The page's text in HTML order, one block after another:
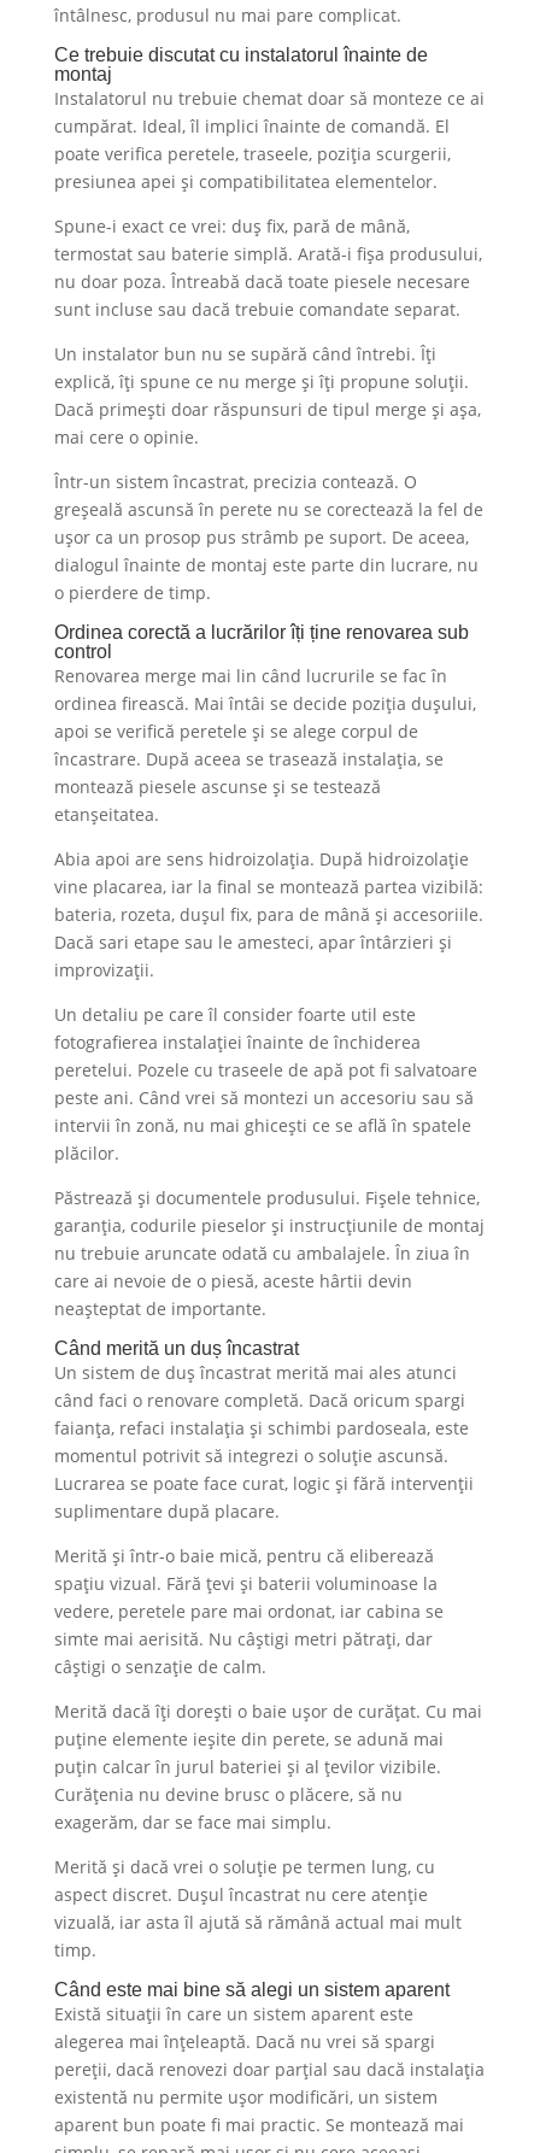
întâlnesc, produsul nu mai pare complicat.
Ce trebuie discutat cu instalatorul înainte de
montaj
Instalatorul nu trebuie chemat doar să monteze ce ai
cumpărat. Ideal, îl implici înainte de comandă. El
poate verifica peretele, traseele, poziția scurgerii,
presiunea apei și compatibilitatea elementelor.
Spune-i exact ce vrei: duș fix, pară de mână,
termostat sau baterie simplă. Arată-i fișa produsului,
nu doar poza. Întreabă dacă toate piesele necesare
sunt incluse sau dacă trebuie comandate separat.
Un instalator bun nu se supără când întrebi. Îți
explică, îți spune ce nu merge și îți propune soluții.
Dacă primești doar răspunsuri de tipul merge și așa,
mai cere o opinie.
Într-un sistem încastrat, precizia contează. O
greșeală ascunsă în perete nu se corectează la fel de
ușor ca un prosop pus strâmb pe suport. De aceea,
dialogul înainte de montaj este parte din lucrare, nu
o pierdere de timp.
Ordinea corectă a lucrărilor îți ține renovarea sub
control
Renovarea merge mai lin când lucrurile se fac în
ordinea firească. Mai întâi se decide poziția dușului,
apoi se verifică peretele și se alege corpul de
încastrare. După aceea se trasează instalația, se
montează piesele ascunse și se testează
etanșeitatea.
Abia apoi are sens hidroizolația. După hidroizolație
vine placarea, iar la final se montează partea vizibilă:
bateria, rozeta, dușul fix, para de mână și accesoriile.
Dacă sari etape sau le amesteci, apar întârzieri și
improvizații.
Un detaliu pe care îl consider foarte util este
fotografierea instalației înainte de închiderea
peretelui. Pozele cu traseele de apă pot fi salvatoare
peste ani. Când vrei să montezi un accesoriu sau să
intervii în zonă, nu mai ghicești ce se află în spatele
plăcilor.
Păstrează și documentele produsului. Fișele tehnice,
garanția, codurile pieselor și instrucțiunile de montaj
nu trebuie aruncate odată cu ambalajele. În ziua în
care ai nevoie de o piesă, aceste hârtii devin
neașteptat de importante.
Când merită un duș încastrat
Un sistem de duș încastrat merită mai ales atunci
când faci o renovare completă. Dacă oricum spargi
faianța, refaci instalația și schimbi pardoseala, este
momentul potrivit să integrezi o soluție ascunsă.
Lucrarea se poate face curat, logic și fără intervenții
suplimentare după placare.
Merită și într-o baie mică, pentru că eliberează
spațiu vizual. Fără țevi și baterii voluminoase la
vedere, peretele pare mai ordonat, iar cabina se
simte mai aerisită. Nu câștigi metri pătrați, dar
câștigi o senzație de calm.
Merită dacă îți dorești o baie ușor de curățat. Cu mai
puține elemente ieșite din perete, se adună mai
puțin calcar în jurul bateriei și al țevilor vizibile.
Curățenia nu devine brusc o plăcere, să nu
exagerăm, dar se face mai simplu.
Merită și dacă vrei o soluție pe termen lung, cu
aspect discret. Dușul încastrat nu cere atenție
vizuală, iar asta îl ajută să rămână actual mai mult
timp.
Când este mai bine să alegi un sistem aparent
Există situații în care un sistem aparent este
alegerea mai înțeleaptă. Dacă nu vrei să spargi
pereții, dacă renovezi doar parțial sau dacă instalația
existentă nu permite ușor modificări, un sistem
aparent bun poate fi mai practic. Se montează mai